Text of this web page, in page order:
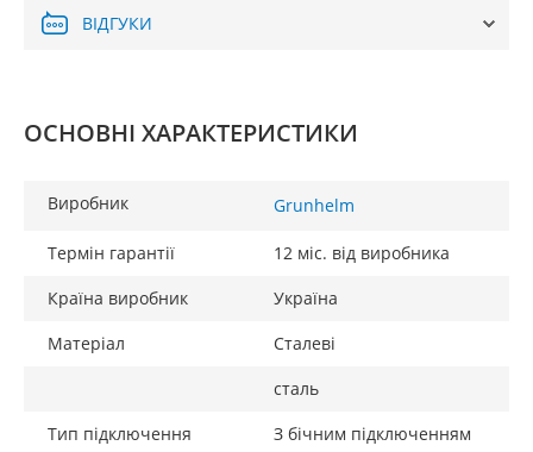
ВІДГУКИ
ОСНОВНІ ХАРАКТЕРИСТИКИ
Виробник Grunhelm
Термін гарантії
12 міс. від виробника
Країна виробник
Україна
Матеріал
Сталеві
сталь
Тип підключення
З бічним підключенням